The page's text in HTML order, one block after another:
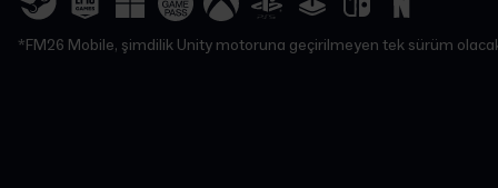
*FM26 Mobile, şimdilik Unity motoruna geçirilmeyen tek sürüm